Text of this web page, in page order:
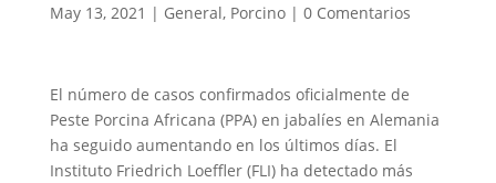
May 13, 2021 | General, Porcino| 0 Comentarios
El número de casos confirmados oficialmente de
Peste Porcina Africana (PPA) en jabalíes en Alemania
ha seguido aumentando en los últimos días. El
Instituto Friedrich Loeffler (FLI) ha detectado más